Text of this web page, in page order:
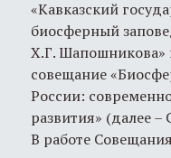
«Кавказский
биосферный
Х.Г. Шапошникова»
совещание
России:
развития» (далее –
В работе